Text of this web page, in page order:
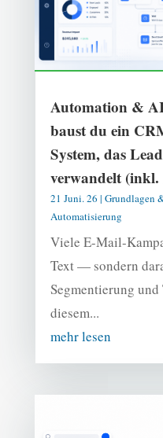
Automation &
baust du ein
System, das
verwandelt
21 Juni. 26 | Grundlagen
Automatisierung
Viele E-Mail-
Text — sondern
Segmentierung
diesem...
mehr lesen